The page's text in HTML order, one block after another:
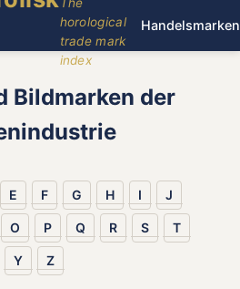
horological
trade mark
index
Handelsmarken
Bildmarken der
E F G H I J
O P Q R S T
Y Z